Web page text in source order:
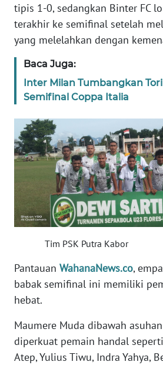
tipis 1-0, sedangkan Binter FC
terakhir ke semifinal setelah
yang melelahkan dengan
Baca Juga:
Inter Milan Tumbangkan
Semifinal Coppa Italia
Tim PSK Putra Kabor
Pantauan WahanaNews.co,
babak semifinal ini memiliki
hebat.
Maumere Muda dibawah
diperkuat pemain handal
Atep, Yulius Tiwu, Indra Yahya,
WN
BARAT
RIAU
WN
SERAMBI
WN
WN
SULTRA
NTB
SULTENG
WN
SULBAR